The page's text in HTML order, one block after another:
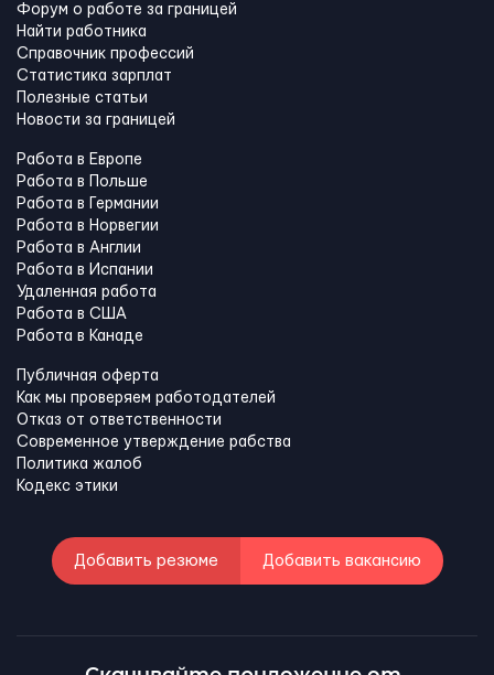
Форум о работе за границей
Найти работника
Справочник профессий
Статистика зарплат
Полезные статьи
Новости за границей
Работа в Европе
Работа в Польше
Работа в Германии
Работа в Норвегии
Работа в Англии
Работа в Испании
Удаленная работа
Работа в США
Работа в Канадe
Публичная оферта
Как мы проверяем работодателей
Отказ от ответственности
Современное утверждение рабства
Политика жалоб
Кодекс этики
Добавить резюме Добавить вакансию